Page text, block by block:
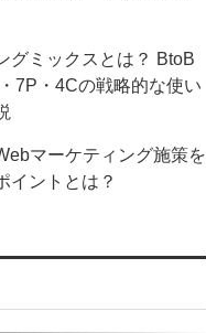
グミックスとは？ BtoB
7P・4Cの戦略的な使い
マーケティング施策を
イントとは？